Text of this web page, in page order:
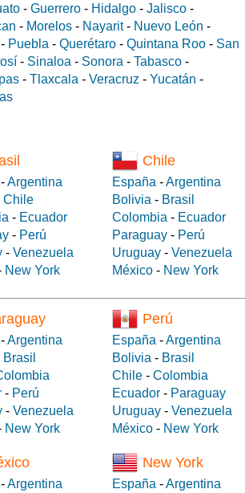
- Guerrero - Hidalgo - Jalisco -
- Morelos - Nayarit- Nuevo León -
- Puebla - Querétaro - Quintana Roo - San
- Sinaloa - Sonora - Tabasco -
- Tlaxcala - Veracruz - Yucatán -
-Argentina
Chile
- Ecuador
- Perú
- Venezuela
New York
Chile
España -Argentina
Bolivia - Brasil
Colombia - Ecuador
Paraguay- Perú
Uruguay- Venezuela
México- New York
-Argentina
Brasil
- Perú
- Venezuela
New York
Perú
España -Argentina
Bolivia - Brasil
Chile- Colombia
Ecuador- Paraguay
Uruguay- Venezuela
México- New York
-Argentina
New York
España -Argentina